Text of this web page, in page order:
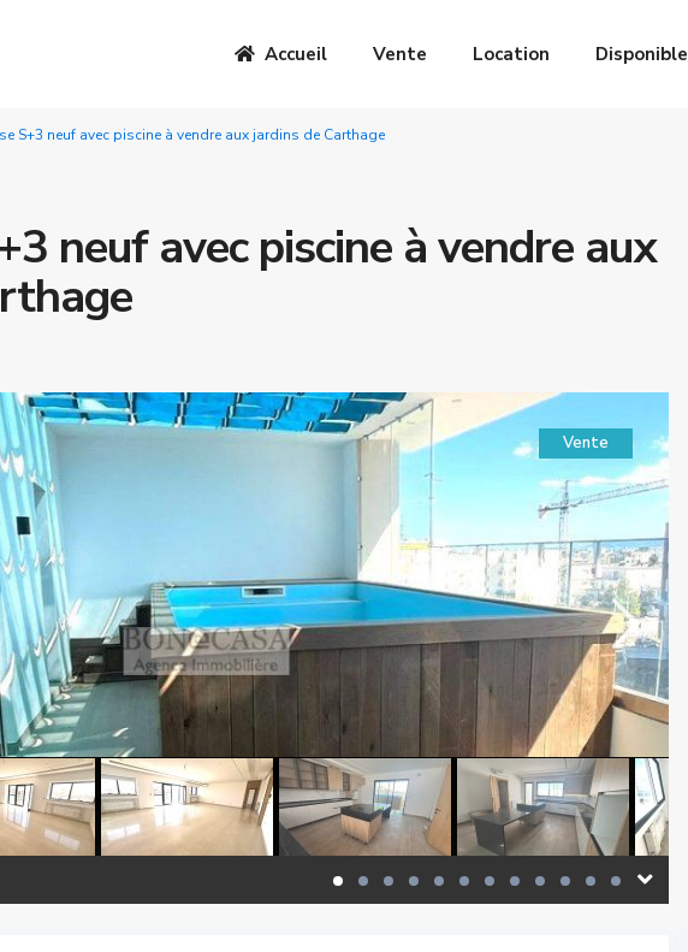
Accueil Vente Location Disponible
S+3 neuf avec piscine à vendre aux jardins de Carthage
neuf avec piscine à vendre aux
Vente